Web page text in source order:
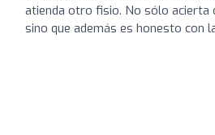
atienda otro fisio. No sólo acierta
sino que además es honesto con